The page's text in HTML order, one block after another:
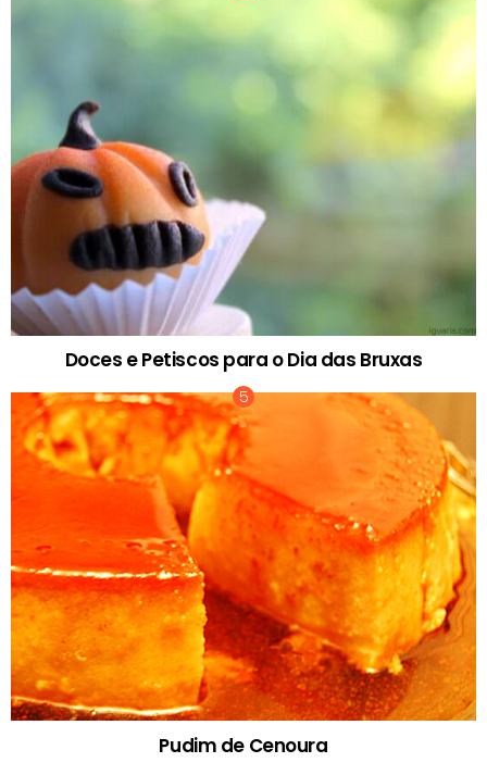
Doces e Petiscos para o Dia das Bruxas
Pudim de Cenoura